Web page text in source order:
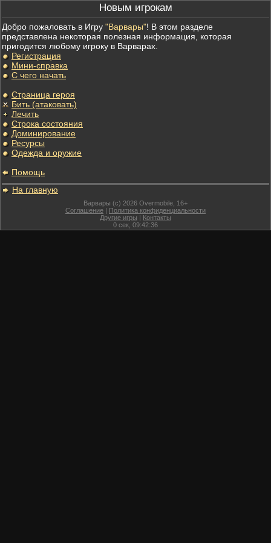
Новым игрокам
Добро пожаловать в Игру "Варвары"! В этом разделе
представлена некоторая полезная информация, которая
пригодится любому игроку в Варварах.
Регистрация
Мини-справка
С чего начать
Страница героя
Бить (атаковать)
Лечить
Строка состояния
Доминирование
Ресурсы
Одежда и оружие
Помощь
На главную
Варвары (c) 2026 Overmobile, 16+
Соглашение | Политика конфиденциальности
Другие игры | Контакты
0 сек, 09:42:36